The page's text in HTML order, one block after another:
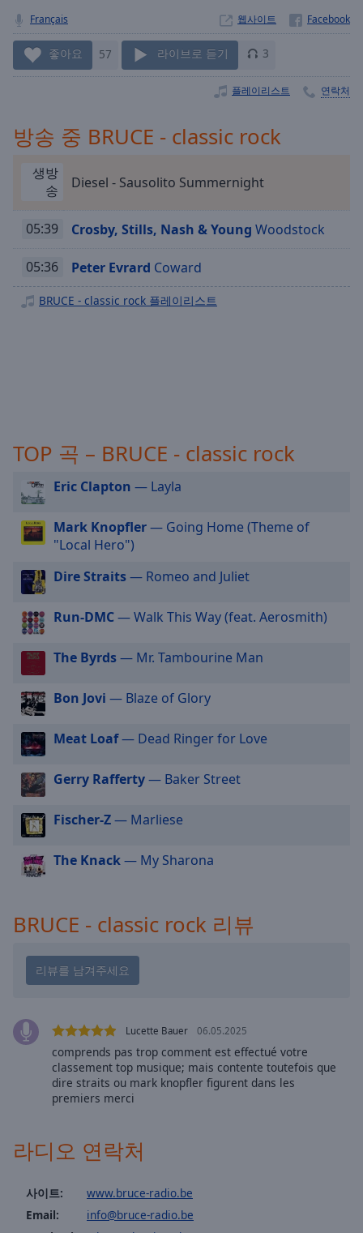
currently
behind
liveLIVE
Remaining
Time-
Playback
Chapters
off,
settings
subtitles
off
selected
Picture-
in-
Picture
This
modal
window.
dialog
window.
Escape
cancel
the
Opacity
Background
Caption
Français 웹사이트
좋아요 57 라이브로 듣기 3
플레이리스트 연락처
방송 중 BRUCE - classic rock
생방
송
Diesel - Sausolito Summernight
05:39 Crosby, Stills, Nash & Young Woodstock
05:36 Peter Evrard Coward
BRUCE - classic rock 플레이리스트
TOP 곡 – BRUCE - classic rock
Eric Clapton — Layla
Mark Knopfler— Going Home (Theme of
"Local Hero")
Dire Straits— Romeo and Juliet
Run-DMC— Walk This Way (feat. Aerosmith)
The Byrds— Mr. Tambourine Man
Bon Jovi — Blaze of Glory
Meat Loaf— Dead Ringer for Love
Gerry Rafferty— Baker Street
Fischer-Z— Marliese
The Knack— My Sharona
BRUCE - classic rock 리뷰
Lucette Bauer 06.05.2025
comprends pas trop comment est effectué votre
classement top musique; mais contente toutefois que
dire straits ou mark knopfler figurent dans les
premiers merci
라디오 연락처
사이트:
www.bruce-radio.be
Email:
info@bruce-radio.be